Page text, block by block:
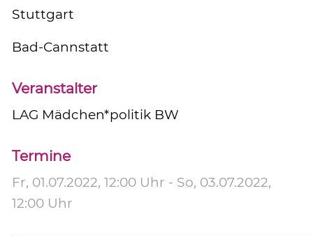
Stuttgart
Bad-Cannstatt
Veranstalter
LAG Mädchen*politik BW
Termine
Fr, 01.07.2022, 12:00 Uhr - So, 03.07.2022,
12:00 Uhr